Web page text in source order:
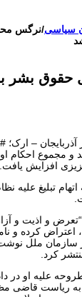
سیاسی/نرگس
حقوق بشر
–
تبلیغ علیه
و اذیت و
اعتراض کرده و
ملل
کرد.
از ۵ پرونده مطروحه
انقلاب به ریاست